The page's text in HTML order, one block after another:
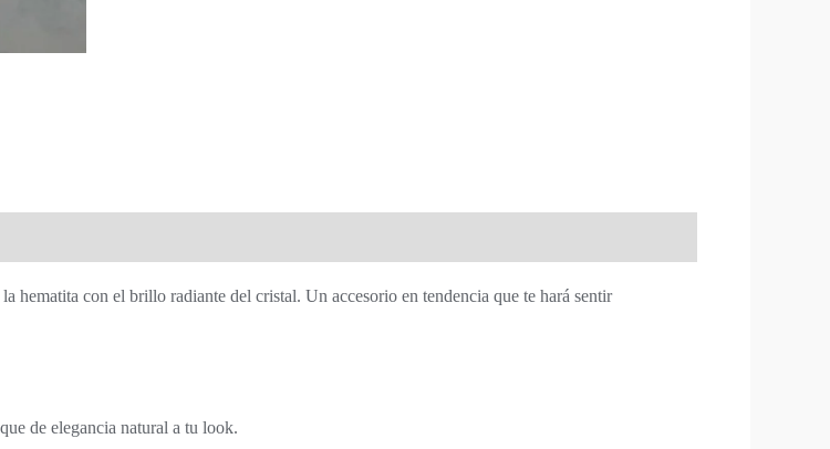
hematita con el brillo radiante del cristal. Un accesorio en tendencia que te hará sentir
de elegancia natural a tu look.